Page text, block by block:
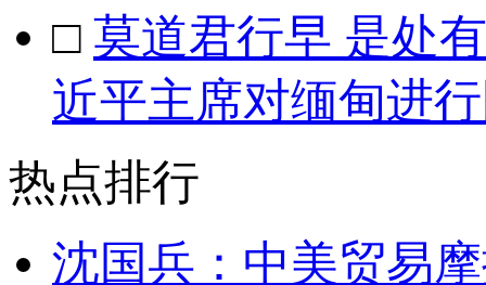
□ 莫道君行早 是处
近平主席对缅甸进
热点排行
沈国兵：中美贸易